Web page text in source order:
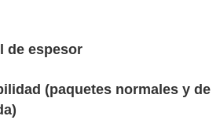
de espesor
(paquetes normales y de